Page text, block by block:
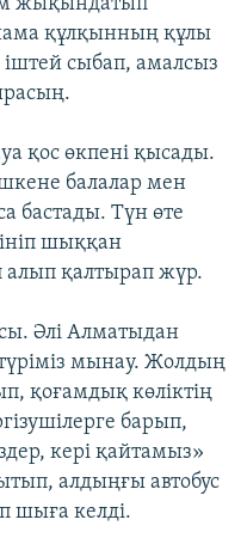
жықындатып
құлқынның құлы
іштей сыбап, амалсыз
қос өкпені қысады.
балалар мен
бастады. Түн өте
шыққан
қалтырап жүр.
Әлі Алматыдан
мынау. Жолдың
қоғамдық көліктің
барып,
кері қайтамыз»
алдыңғы автобус
шыға келді.